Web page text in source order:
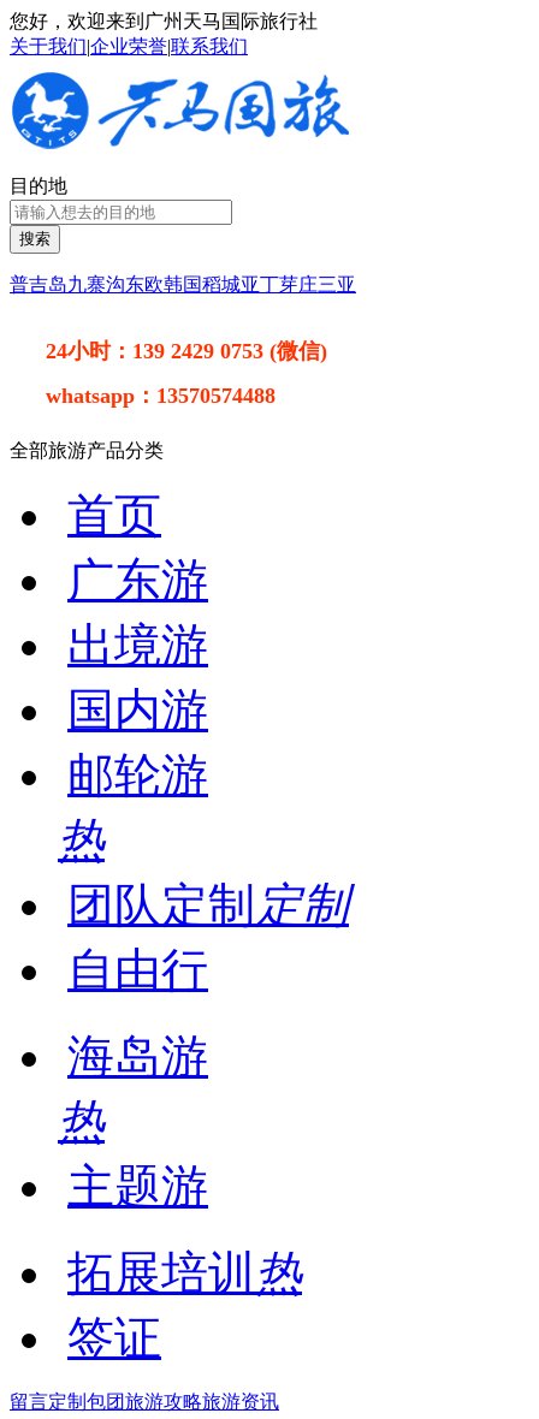
您好，欢迎来到广州天马国际旅行社
关于我们|企业荣誉|联系我们
目的地
搜索
普吉岛九寨沟东欧韩国稻城亚丁芽庄三亚
24小时： 139 2429 0753 (微信)
whatsapp： 13570574488
全部旅游产品分类
首页
广东游
出境游
国内游
邮轮游
热
团队定制 定制
自由行
海岛游
热
主题游
拓展培训 热
签证
留言定制包团旅游攻略旅游资讯